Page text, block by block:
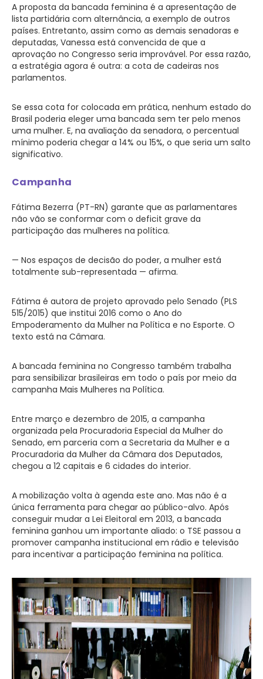
A proposta da bancada feminina é a apresentação de
lista partidária com alternância, a exemplo de outros
países. Entretanto, assim como as demais senadoras e
deputadas, Vanessa está convencida de que a
aprovação no Congresso seria improvável. Por essa razão,
a estratégia agora é outra: a cota de cadeiras nos
parlamentos.
Se essa cota for colocada em prática, nenhum estado do
Brasil poderia eleger uma bancada sem ter pelo menos
uma mulher. E, na avaliação da senadora, o percentual
mínimo poderia chegar a 14% ou 15%, o que seria um salto
significativo.
Campanha
Fátima Bezerra (PT-RN) garante que as parlamentares
não vão se conformar com o deficit grave da
participação das mulheres na política.
— Nos espaços de decisão do poder, a mulher está
totalmente sub-representada — afirma.
Fátima é autora de projeto aprovado pelo Senado (PLS
515/2015) que institui 2016 como o Ano do
Empoderamento da Mulher na Política e no Esporte. O
texto está na Câmara.
A bancada feminina no Congresso também trabalha
para sensibilizar brasileiras em todo o país por meio da
campanha Mais Mulheres na Política.
Entre março e dezembro de 2015, a campanha
organizada pela Procuradoria Especial da Mulher do
Senado, em parceria com a Secretaria da Mulher e a
Procuradoria da Mulher da Câmara dos Deputados,
chegou a 12 capitais e 6 cidades do interior.
A mobilização volta à agenda este ano. Mas não é a
única ferramenta para chegar ao público-alvo. Após
conseguir mudar a Lei Eleitoral em 2013, a bancada
feminina ganhou um importante aliado: o TSE passou a
promover campanha institucional em rádio e televisão
para incentivar a participação feminina na política.